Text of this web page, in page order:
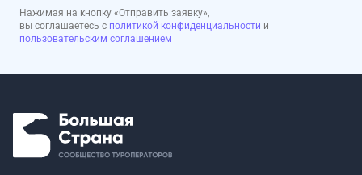
Нажимая на кнопку «Отправить заявку»,
вы соглашаетесь с политикой конфиденциальности и
пользовательским соглашением